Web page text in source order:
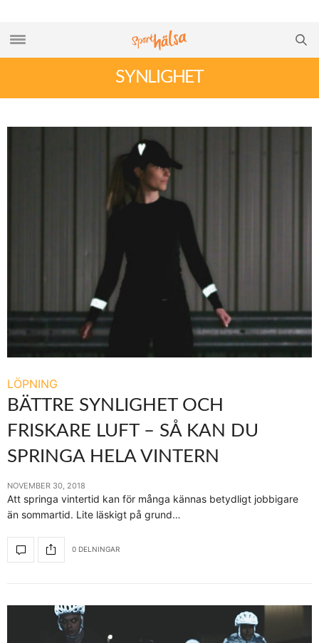
SYNLIGHET
LÖPNING
BÄTTRE SYNLIGHET OCH
FRISKARE LUFT – SÅ KAN DU
SPRINGA HELA VINTERN
NOVEMBER 30, 2018
Att springa vintertid kan för många kännas betydligt jobbigare
än sommartid. Lite läskigt på grund…
0 DELNINGAR